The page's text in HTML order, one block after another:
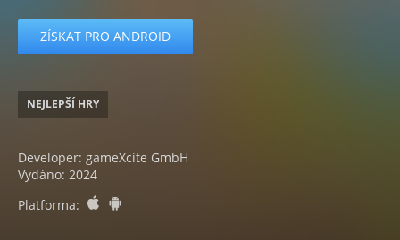
ZÍSKAT PRO ANDROID
NEJLEPŠÍ HRY
Developer: gameXcite GmbH
Vydáno: 2024
Platforma:
ios